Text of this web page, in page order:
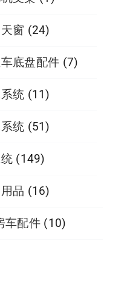
窗 (24)
底盘配件 (7)
统 (11)
统 (51)
(149)
品 (16)
车配件 (10)